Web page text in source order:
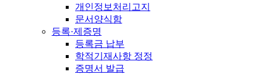
개인정보처리고지
문서양식함
등록·제증명
등록금 납부
학적기재사항 정정
증명서 발급